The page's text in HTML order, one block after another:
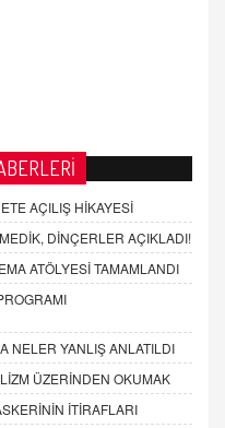
AÇILIŞ HİKAYESİ
DİNÇERLER AÇIKLADI!
ATÖLYESİ TAMAMLANDI
NELER YANLIŞ ANLATILDI
ÜZERİNDEN OKUMAK
İTİRAFLARI